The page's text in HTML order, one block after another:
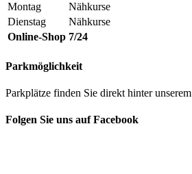
Montag
Nähkurse
Dienstag
Nähkurse
Online-Shop 7/24
Parkmöglichkeit
Parkplätze finden Sie direkt hinter
Folgen Sie uns auf Facebook